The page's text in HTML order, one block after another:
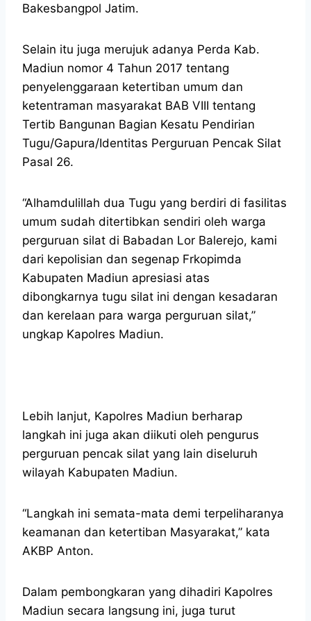
Bakesbangpol Jatim.
Selain itu juga merujuk adanya Perda Kab.
Madiun nomor 4 Tahun 2017 tentang
penyelenggaraan ketertiban umum dan
ketentraman masyarakat BAB VIII tentang
Tertib Bangunan Bagian Kesatu Pendirian
Tugu/Gapura/Identitas Perguruan Pencak Silat
Pasal 26.
“Alhamdulillah dua Tugu yang berdiri di fasilitas
umum sudah ditertibkan sendiri oleh warga
perguruan silat di Babadan Lor Balerejo, kami
dari kepolisian dan segenap Frkopimda
Kabupaten Madiun apresiasi atas
dibongkarnya tugu silat ini dengan kesadaran
dan kerelaan para warga perguruan silat,”
ungkap Kapolres Madiun.
Lebih lanjut, Kapolres Madiun berharap
langkah ini juga akan diikuti oleh pengurus
perguruan pencak silat yang lain diseluruh
wilayah Kabupaten Madiun.
“Langkah ini semata-mata demi terpeliharanya
keamanan dan ketertiban Masyarakat,” kata
AKBP Anton.
Dalam pembongkaran yang dihadiri Kapolres
Madiun secara langsung ini, juga turut